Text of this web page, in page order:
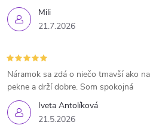
Mili
21.7.2026
Iveta Antolíková
21.5.2026
Náramok sa zdá o niečo tmavší ako
pekne a drží dobre. Som spokojná